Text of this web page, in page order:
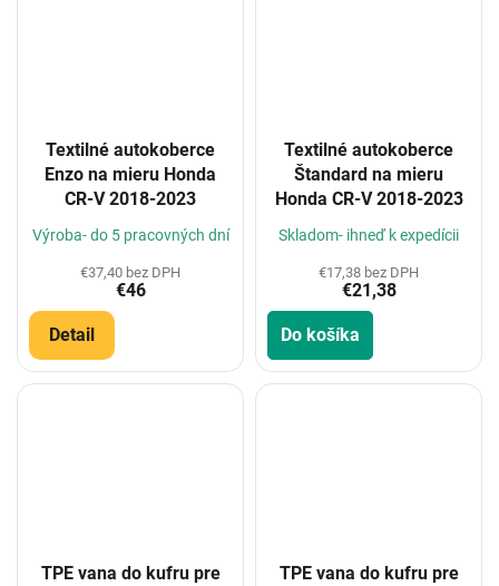
Textilné autokoberce
Enzo na mieru Honda
CR-V 2018-2023
Výroba- do 5 pracovných dní
€37,40 bez DPH
€46
Detail
Textilné autokoberce
Štandard na mieru
Honda CR-V 2018-2023
Skladom- ihneď k expedícii
€17,38 bez DPH
€21,38
Do košíka
TPE vana do kufru pre
TPE vana do kufru pre